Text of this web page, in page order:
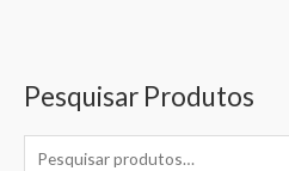
Pesquisar Produtos